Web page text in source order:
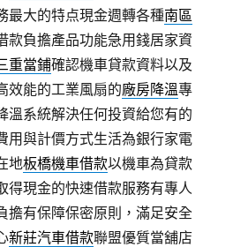
最大的特点現金週轉各種南區
款負擔產品功能急用錢居家資
重當鋪確認機車貸款資料以及
效能的工業風扇的廠房降溫專
溫系統解決任何投資給您有的
用與計價方式生活為銀行家電
地板橋機車借款以機車為貸款
得現金的快速借款服務有專人
擔有保障保密原則，滿足安全
新莊汽車借款聯盟優質當舖店